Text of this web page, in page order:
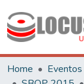
Home